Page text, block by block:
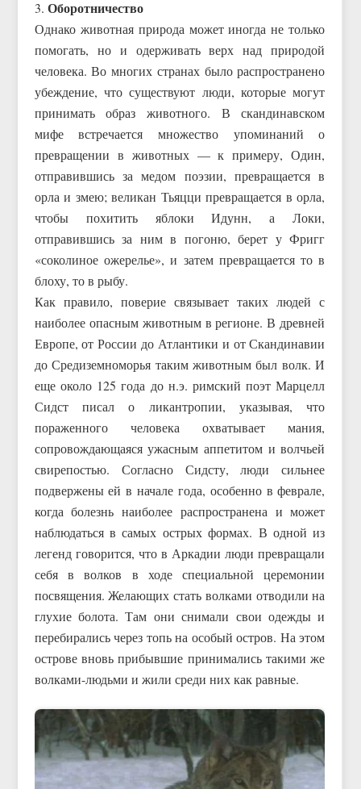
3. Оборотничество
Однако животная природа может иногда не только
помогать, но и одерживать верх над природой
человека. Во многих странах было распространено
убеждение, что существуют люди, которые могут
принимать образ животного. В скандинавском
мифе встречается множество упоминаний о
превращении в животных — к примеру, Один,
отправившись за медом поэзии, превращается в
орла и змею; великан Тьяцци превращается в орла,
чтобы похитить яблоки Идунн, а Локи,
отправившись за ним в погоню, берет у Фригг
«соколиное ожерелье», и затем превращается то в
блоху, то в рыбу.
Как правило, поверие связывает таких людей с
наиболее опасным животным в регионе. В древней
Европе, от России до Атлантики и от Скандинавии
до Средиземноморья таким животным был волк. И
еще около 125 года до н.э. римский поэт Марцелл
Сидст писал о ликантропии, указывая, что
пораженного человека охватывает мания,
сопровождающаяся ужасным аппетитом и волчьей
свирепостью. Согласно Сидсту, люди сильнее
подвержены ей в начале года, особенно в феврале,
когда болезнь наиболее распространена и может
наблюдаться в самых острых формах. В одной из
легенд говорится, что в Аркадии люди превращали
себя в волков в ходе специальной церемонии
посвящения. Желающих стать волками отводили на
глухие болота. Там они снимали свои одежды и
перебирались через топь на особый остров. На этом
острове вновь прибывшие принимались такими же
волками-людьми и жили среди них как равные.